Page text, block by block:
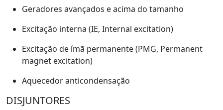
Geradores avançados e acima do tamanho
Excitação interna (IE, Internal excitation)
Excitação de ímã permanente (PMG, Permanent
magnet excitation)
Aquecedor anticondensação
DISJUNTORES